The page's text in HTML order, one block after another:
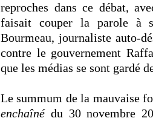
reproches dans ce débat,
faisait couper la parole à
Bourmeau, journaliste auto-
contre le gouvernement
que les médias se sont gardé
Le summum de la mauvaise
enchaînédu 30 novembre